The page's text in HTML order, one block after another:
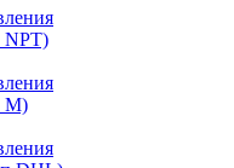
NPT)
M)